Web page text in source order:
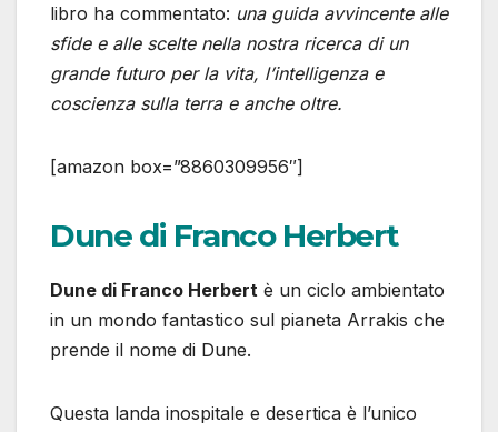
libro ha commentato: una guida avvincente alle
sfide e alle scelte nella nostra ricerca di un
grande futuro per la vita, l’intelligenza e
coscienza sulla terra e anche oltre.
[amazon box=”8860309956″]
Dune di Franco Herbert
Dune di Franco Herbert è un ciclo ambientato
in un mondo fantastico sul pianeta Arrakis che
prende il nome di Dune.
Questa landa inospitale e desertica è l’unico